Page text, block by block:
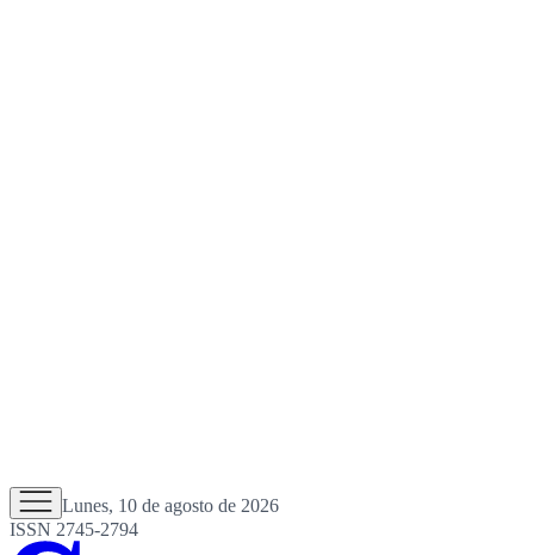
Lunes, 10 de agosto de 2026
ISSN 2745-2794